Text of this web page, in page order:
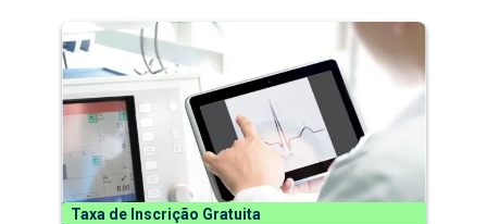
Taxa de Inscrição Gratuita